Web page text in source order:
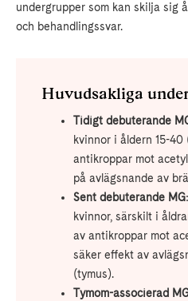
undergrupper som kan skilja sig
och behandlingssvar.
Huvudsakliga
Tidigt debuterande
kvinnor i åldern 15-
antikroppar mot
på avlägsnande av
Sent debuterande MG
kvinnor, särskilt i
av antikroppar mot
säker effekt av
(tymus).
Tymom-associerad